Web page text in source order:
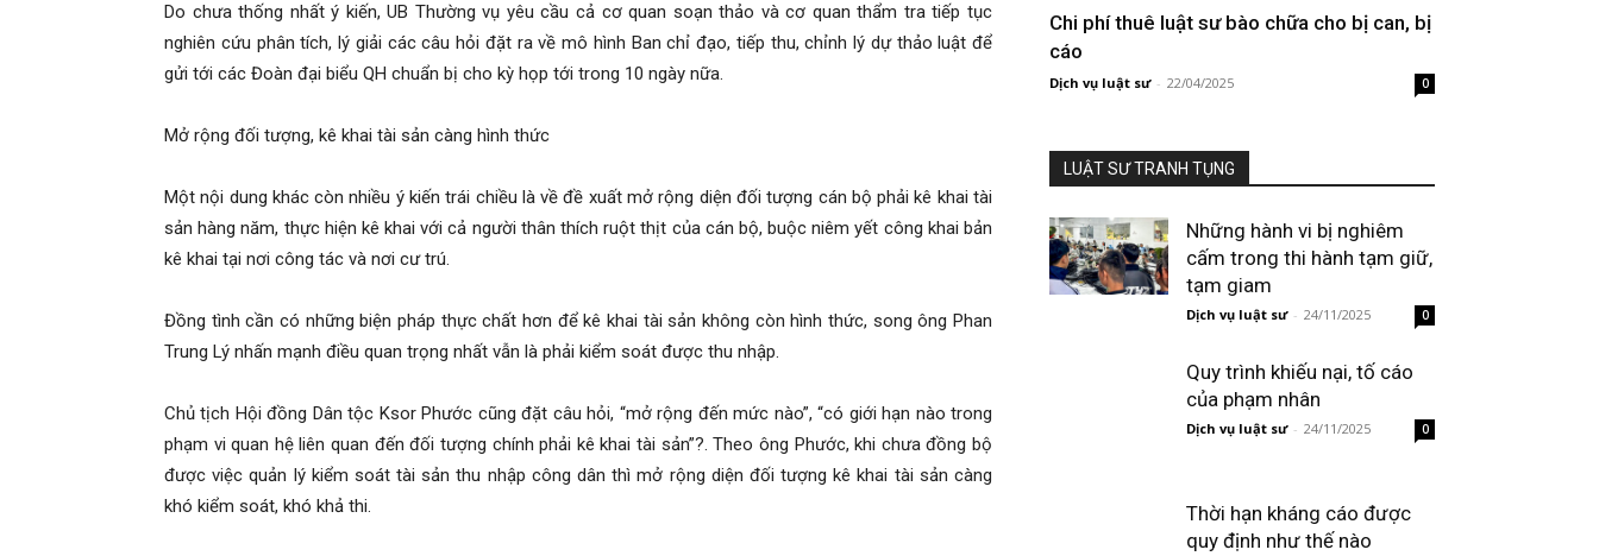
Do chưa thống nhất ý kiến, UB Thường vụ yêu cầu cả cơ quan soạn thảo và cơ quan thẩm tra tiếp tục
nghiên cứu phân tích, lý giải các câu hỏi đặt ra về mô hình Ban chỉ đạo, tiếp thu, chỉnh lý dự thảo luật để
gửi tới các Đoàn đại biểu QH chuẩn bị cho kỳ họp tới trong 10 ngày nữa.
Mở rộng đối tượng, kê khai tài sản càng hình thức
Một nội dung khác còn nhiều ý kiến trái chiều là về đề xuất mở rộng diện đối tượng cán bộ phải kê khai tài
sản hàng năm, thực hiện kê khai với cả người thân thích ruột thịt của cán bộ, buộc niêm yết công khai bản
kê khai tại nơi công tác và nơi cư trú.
Đồng tình cần có những biện pháp thực chất hơn để kê khai tài sản không còn hình thức, song ông Phan
Trung Lý nhấn mạnh điều quan trọng nhất vẫn là phải kiểm soát được thu nhập.
Chủ tịch Hội đồng Dân tộc Ksor Phước cũng đặt câu hỏi, “mở rộng đến mức nào”, “có giới hạn nào trong
phạm vi quan hệ liên quan đến đối tượng chính phải kê khai tài sản”?. Theo ông Phước, khi chưa đồng bộ
được việc quản lý kiểm soát tài sản thu nhập công dân thì mở rộng diện đối tượng kê khai tài sản càng
khó kiểm soát, khó khả thi.
Chi phí thuê luật sư bào chữa cho bị can, bị
cáo
Dịch vụ luật sư - 22/04/2025 0
LUẬT SƯ TRANH TỤNG
Những hành vi bị nghiêm
cấm trong thi hành tạm giữ,
tạm giam
Dịch vụ luật sư - 24/11/2025 0
Quy trình khiếu nại, tố cáo
của phạm nhân
Dịch vụ luật sư - 24/11/2025 0
Thời hạn kháng cáo được
quy định như thế nào